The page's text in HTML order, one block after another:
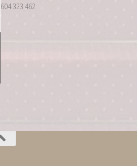
604 323 462